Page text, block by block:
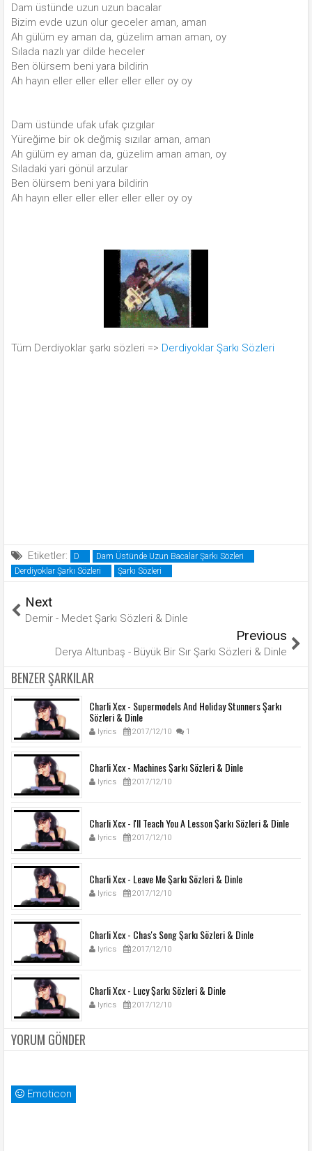
Dam üstünde uzun uzun bacalar
Bizim evde uzun olur geceler aman, aman
Ah gülüm ey aman da, güzelim aman aman, oy
Sılada nazlı yar dilde heceler
Ben ölürsem beni yara bildirin
Ah hayın eller eller eller eller eller oy oy
Dam üstünde ufak ufak çızgılar
Yüreğime bir ok değmiş sızılar aman, aman
Ah gülüm ey aman da, güzelim aman aman, oy
Sıladaki yari gönül arzular
Ben ölürsem beni yara bildirin
Ah hayın eller eller eller eller eller oy oy
Tüm Derdiyoklar şarkı sözleri => Derdiyoklar Şarkı Sözleri
Etiketler: D
Dam Üstünde Uzun Bacalar Şarkı Sözleri
Derdiyoklar Şarkı Sözleri
Şarkı Sözleri
Next
Demir - Medet Şarkı Sözleri & Dinle
Previous
Derya Altunbaş - Büyük Bir Sır Şarkı Sözleri & Dinle
BENZER ŞARKILAR
Charli Xcx - Supermodels And Holiday Stunners Şarkı
Sözleri & Dinle
lyrics 2017/12/10 1
Charli Xcx - Machines Şarkı Sözleri & Dinle
lyrics 2017/12/10
Charli Xcx - I'll Teach You A Lesson Şarkı Sözleri & Dinle
lyrics 2017/12/10
Charli Xcx - Leave Me Şarkı Sözleri & Dinle
lyrics 2017/12/10
Charli Xcx - Chas's Song Şarkı Sözleri & Dinle
lyrics 2017/12/10
Charli Xcx - Lucy Şarkı Sözleri & Dinle
lyrics 2017/12/10
YORUM GÖNDER
Emoticon